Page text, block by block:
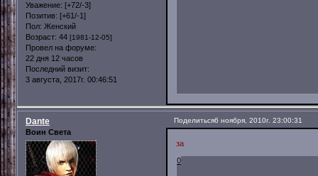
Уважение: [+72/-3]
Позитив: [+61/-1]
Пол: Женский
Возраст: 44 [1981-12-05]
Провел на форуме:
22 дня 12 часов
Последний визит:
3 августа, 2017г. 00:46:51
Поделиться6 ноября, 2010г. 23:00:31
Dante
Воин Света
за
0